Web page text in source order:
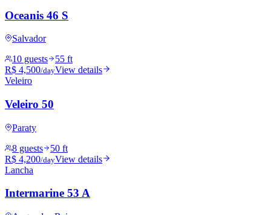
Oceanis 46 S
Salvador
10 guests
55 ft
R$ 4,500/dayView details
Veleiro
Veleiro 50
Paraty
8 guests
50 ft
R$ 4,200/dayView details
Lancha
Intermarine 53 A